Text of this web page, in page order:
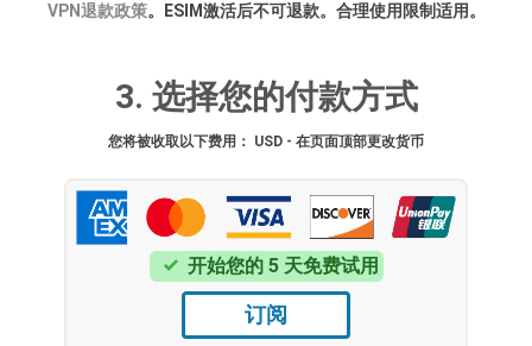
VPN退款政策。ESIM激活后不可退款。合理使用限制适用。
3. 选择您的付款方式
您将被收取以下费用： USD - 在页面顶部更改货币
开始您的 5 天免费试用
订阅